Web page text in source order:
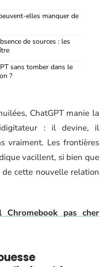
elles manquer de
de sources : les
sans tomber dans le
?
ChatGPT manie la
: il devine, il
vraiment. Les frontières
vacillent, si bien que
cette nouvelle relation
Chromebook pas cher